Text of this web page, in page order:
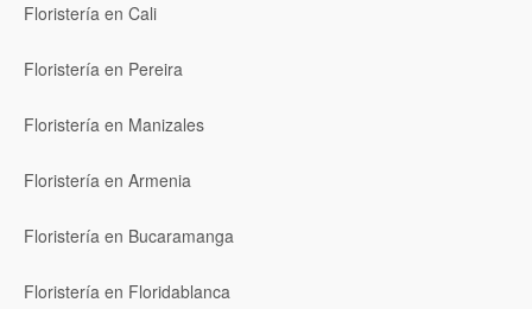
Floristería en Cali
Floristería en Pereira
Floristería en Manizales
Floristería en Armenia
Floristería en Bucaramanga
Floristería en Floridablanca